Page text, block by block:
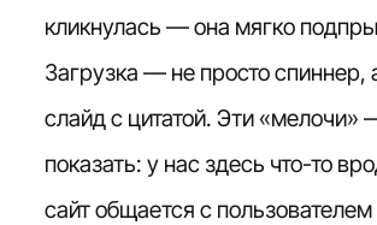
кликнулась — она мягко
Загрузка — не просто спиннер,
слайд с цитатой. Эти «мелочи»
показать: у нас здесь что-то
сайт общается с пользователем